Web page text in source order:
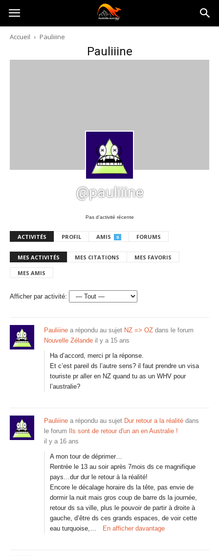
Australia-
australie.com
Accueil Pauliiine
Pauliiine
@pauliiine
Pas d’activité récente
ACTIVITÉS PROFIL AMIS 0 FORUMS
MES ACTIVITÉS MES CITATIONS MES FAVORIS
MES AMIS
Afficher par activité:
Pauliiine a répondu au sujet NZ => OZ dans le forum
Nouvelle Zélande il y a 15 ans
Ha d’accord, merci pr la réponse.
Et c’est pareil ds l’autre sens? il faut prendre un visa
touriste pr aller en NZ quand tu as un WHV pour
l’australie?
Pauliiine a répondu au sujet Dur retour a la réalité dans
le forum
Ils sont de retour d'un an en Australie !
il y a 16 ans
A mon tour de déprimer…
Rentrée le 13 au soir après 7mois ds ce magnifique
pays…dur dur le retour à la réalité!
Encore le décalage horaire ds la tête, pas envie de
dormir la nuit mais gros coup de barre ds la journée,
retour ds sa ville, plus le pouvoir de partir à droite à
gauche, d’être ds ces grands espaces, de voir cette
eau turquoise,…
En afficher davantage